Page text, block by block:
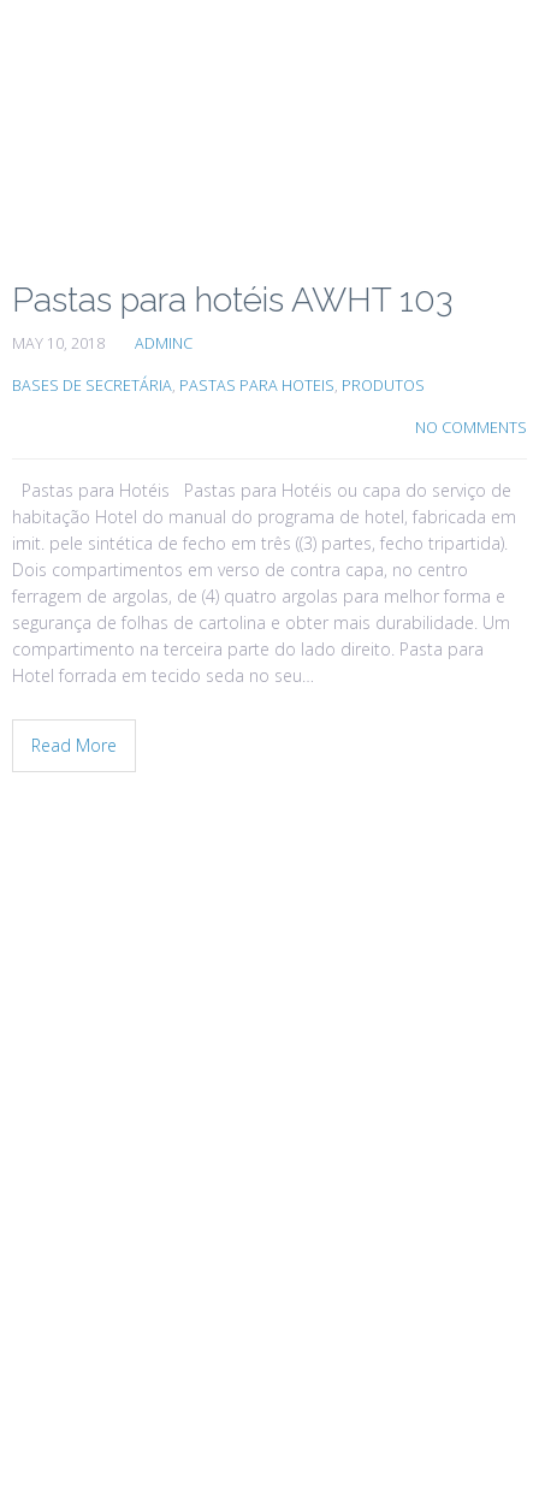
Pastas para hotéis AWHT 103
MAY 10, 2018 ADMINC
BASES DE SECRETÁRIA, PASTAS PARA HOTEIS, PRODUTOS
NO COMMENTS
Pastas para Hotéis Pastas para Hotéis ou capa do serviço de
habitação Hotel do manual do programa de hotel, fabricada em
imit. pele sintética de fecho em três ((3) partes, fecho tripartida).
Dois compartimentos em verso de contra capa, no centro
ferragem de argolas, de (4) quatro argolas para melhor forma e
segurança de folhas de cartolina e obter mais durabilidade. Um
compartimento na terceira parte do lado direito. Pasta para
Hotel forrada em tecido seda no seu…
Read More